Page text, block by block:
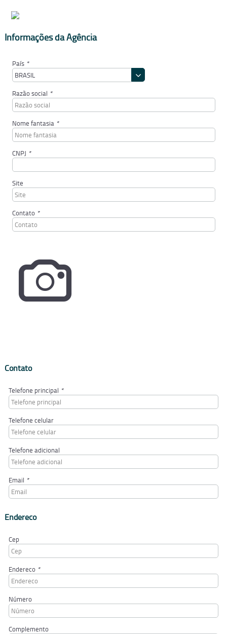
Informações da Agência
País *
BRASIL
Razão social *
Nome fantasia *
CNPJ *
Site
Contato *
Contato
Telefone principal *
Telefone celular
Telefone adicional
Email *
Endereco
Cep
Endereco *
Número
Complemento